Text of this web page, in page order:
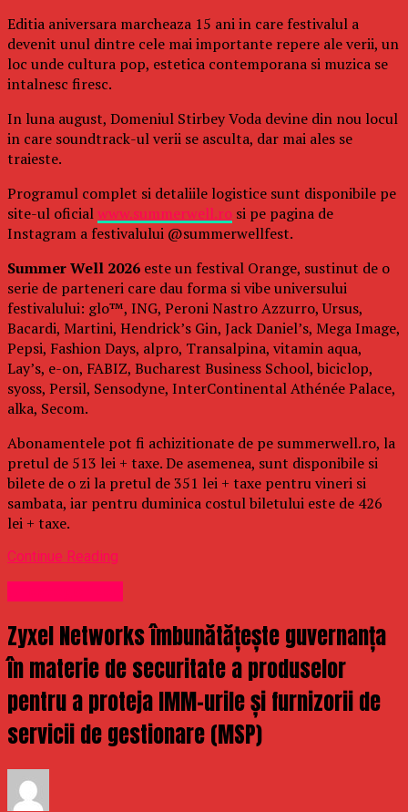
Editia aniversara marcheaza 15 ani in care festivalul a
devenit unul dintre cele mai importante repere ale verii, un
loc unde cultura pop, estetica contemporana si muzica se
intalnesc firesc.
In luna august, Domeniul Stirbey Voda devine din nou locul
in care soundtrack-ul verii se asculta, dar mai ales se
traieste.
Programul complet si detaliile logistice sunt disponibile pe
site-ul oficialwww.summerwell.ro si pe pagina de
Instagram a festivalului @summerwellfest.
Summer Well 2026 este un festival Orange, sustinut de o
serie de parteneri care dau forma si vibe universului
festivalului: glo™, ING, Peroni Nastro Azzurro, Ursus,
Bacardi, Martini, Hendrick’s Gin, Jack Daniel’s, Mega Image,
Pepsi, Fashion Days, alpro, Transalpina, vitamin aqua,
Lay’s, e-on, FABIZ, Bucharest Business School, biciclop,
syoss, Persil, Sensodyne, InterContinental Athénée Palace,
alka, Secom.
Abonamentele pot fi achizitionate de pe summerwell.ro, la
pretul de 513 lei + taxe. De asemenea, sunt disponibile si
bilete de o zi la pretul de 351 lei + taxe pentru vineri si
sambata, iar pentru duminica costul biletului este de 426
lei + taxe.
Continue Reading
Zyxel Networks îmbunătățește guvernanța
în materie de securitate a produselor
pentru a proteja IMM-urile și furnizorii de
servicii de gestionare (MSP)